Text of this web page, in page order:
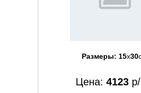
Размеры: 15x30
Цена: 4123